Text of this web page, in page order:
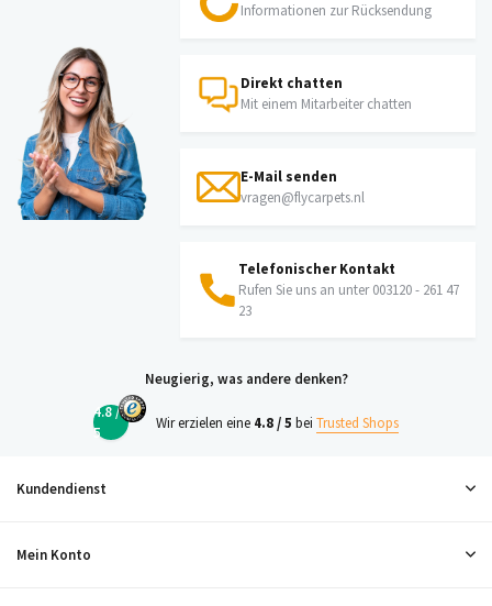
Informationen zur Rücksendung
Direkt chatten
Mit einem Mitarbeiter chatten
E-Mail senden
vragen@flycarpets.nl
Telefonischer Kontakt
Rufen Sie uns an unter 003120 - 261 47
23
Neugierig, was andere denken?
4.8 /
5
Wir erzielen eine 4.8 / 5 bei Trusted Shops
Kundendienst
Mein Konto